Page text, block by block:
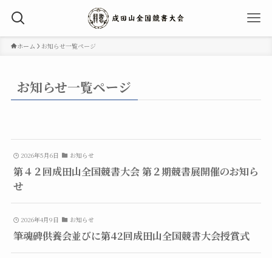
ホーム お知らせ一覧ページ
お知らせ一覧ページ
2026年5月6日 お知らせ
第４２回成田山全国競書大会 第２期競書展開催のお知ら
せ
2026年4月9日 お知らせ
筆魂碑供養会並びに第42回成田山全国競書大会授賞式